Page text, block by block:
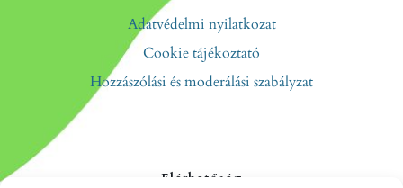
Adatvédelmi nyilatkozat
Cookie tájékoztató
Hozzászólási és moderálási szabályzat
Elérhetőség